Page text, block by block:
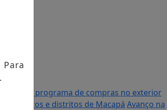
no programa de compras no exterior
bairros e distritos de Macapá Avanço na